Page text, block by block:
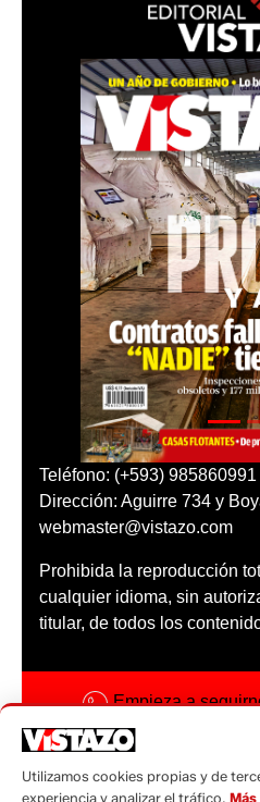
Teléfono: (+593) 985860991
Dirección: Aguirre 734 y
webmaster@vistazo.com
Prohibida la reproducción
cualquier idioma, sin
titular, de todos los
Empieza a
Código ética
Utilizamos cookies propias y de
experiencia y analizar el tráfico.